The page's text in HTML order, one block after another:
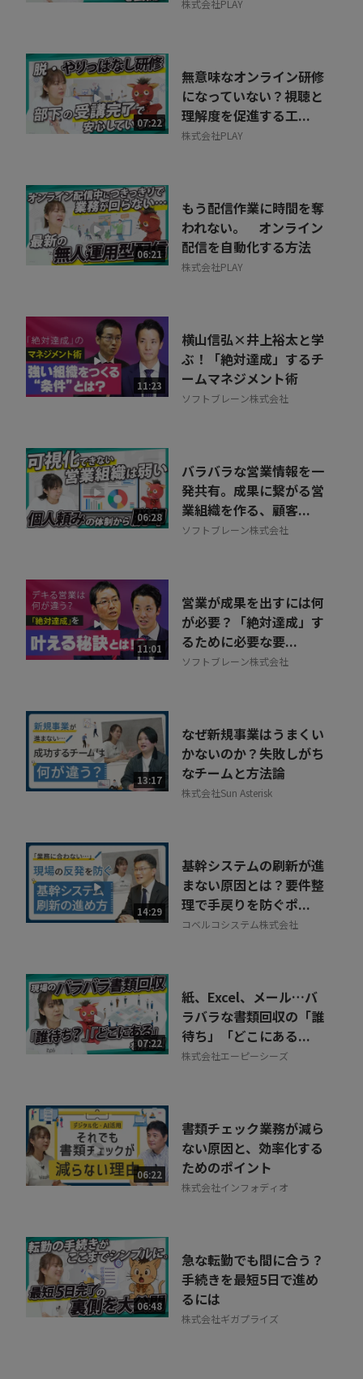
株式会社PLAY
07:22
無意味なオンライン研修
になっていない？視聴と
理解度を促進する工...
株式会社PLAY
06:21
もう配信作業に時間を奪
われない。 オンライン
配信を自動化する方法
株式会社PLAY
11:23
横山信弘×井上裕太と学
ぶ！「絶対達成」するチ
ームマネジメント術
ソフトブレーン株式会社
06:28
バラバラな営業情報を一
発共有。成果に繋がる営
業組織を作る、顧客...
ソフトブレーン株式会社
11:01
営業が成果を出すには何
が必要？「絶対達成」す
るために必要な要...
ソフトブレーン株式会社
13:17
なぜ新規事業はうまくい
かないのか？失敗しがち
なチームと方法論
株式会社Sun Asterisk
14:29
基幹システムの刷新が進
まない原因とは？要件整
理で手戻りを防ぐポ...
コベルコシステム株式会社
07:22
紙、Excel、メール…バ
ラバラな書類回収の「誰
待ち」「どこにある...
株式会社エーピーシーズ
06:22
書類チェック業務が減ら
ない原因と、効率化する
ためのポイント
株式会社インフォディオ
06:48
急な転勤でも間に合う？
手続きを最短5日で進め
るには
株式会社ギガプライズ